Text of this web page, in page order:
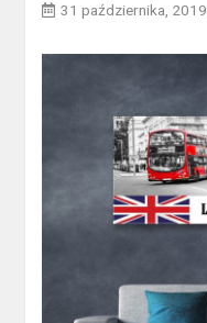
31 października, 2019